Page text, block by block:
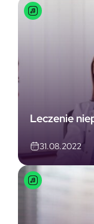
Leczenie
31.08.2022